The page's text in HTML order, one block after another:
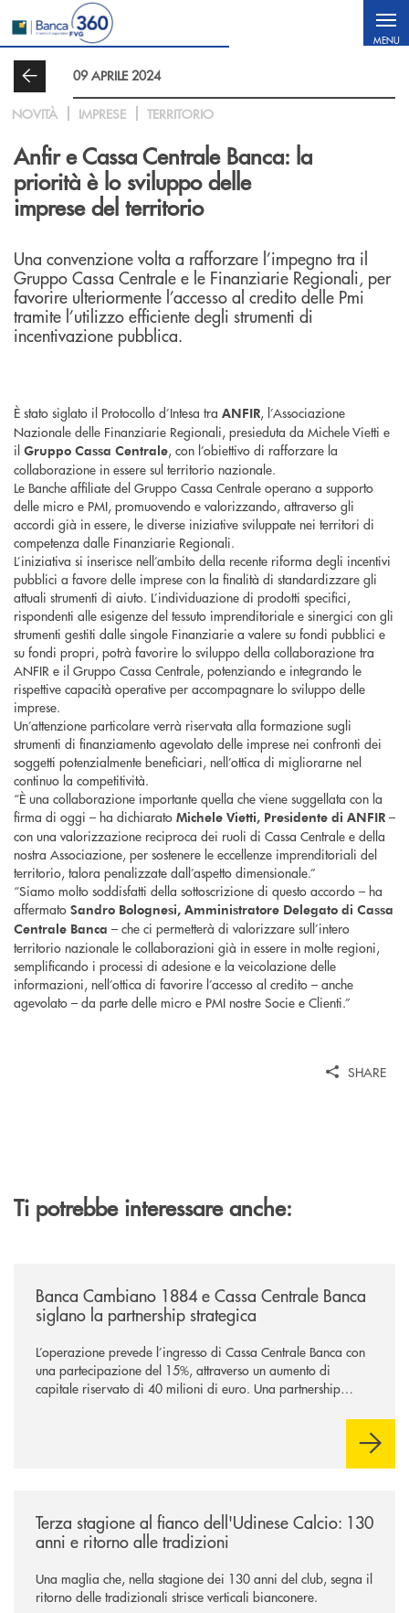
Salta al contenuto principale
MENU
09 APRILE 2024
NOVITÀ IMPRESE TERRITORIO
Anfir e Cassa Centrale Banca: la
priorità è lo sviluppo delle
imprese del territorio
Una convenzione volta a rafforzare l’impegno tra il
Gruppo Cassa Centrale e le Finanziarie Regionali, per
favorire ulteriormente l’accesso al credito delle Pmi
tramite l’utilizzo efficiente degli strumenti di
incentivazione pubblica.
È stato siglato il Protocollo d’Intesa tra ANFIR, l’Associazione
Nazionale delle Finanziarie Regionali, presieduta da Michele Vietti e
il Gruppo Cassa Centrale, con l’obiettivo di rafforzare la
collaborazione in essere sul territorio nazionale.
Le Banche affiliate del Gruppo Cassa Centrale operano a supporto
delle micro e PMI, promuovendo e valorizzando, attraverso gli
accordi già in essere, le diverse iniziative sviluppate nei territori di
competenza dalle Finanziarie Regionali.
L’iniziativa si inserisce nell’ambito della recente riforma degli incentivi
pubblici a favore delle imprese con la finalità di standardizzare gli
attuali strumenti di aiuto. L’individuazione di prodotti specifici,
rispondenti alle esigenze del tessuto imprenditoriale e sinergici con gli
strumenti gestiti dalle singole Finanziarie a valere su fondi pubblici e
su fondi propri, potrà favorire lo sviluppo della collaborazione tra
ANFIR e il Gruppo Cassa Centrale, potenziando e integrando le
rispettive capacità operative per accompagnare lo sviluppo delle
imprese.
Un’attenzione particolare verrà riservata alla formazione sugli
strumenti di finanziamento agevolato delle imprese nei confronti dei
soggetti potenzialmente beneficiari, nell’ottica di migliorarne nel
continuo la competitività.
“È una collaborazione importante quella che viene suggellata con la
firma di oggi – ha dichiarato Michele Vietti, Presidente di ANFIR –
con una valorizzazione reciproca dei ruoli di Cassa Centrale e della
nostra Associazione, per sostenere le eccellenze imprenditoriali del
territorio, talora penalizzate dall’aspetto dimensionale.”
“Siamo molto soddisfatti della sottoscrizione di questo accordo – ha
affermato Sandro Bolognesi, Amministratore Delegato di Cassa
Centrale Banca – che ci permetterà di valorizzare sull’intero
territorio nazionale le collaborazioni già in essere in molte regioni,
semplificando i processi di adesione e la veicolazione delle
informazioni, nell’ottica di favorire l’accesso al credito – anche
agevolato – da parte delle micro e PMI nostre Socie e Clienti.”
SHARE
Ti potrebbe interessare anche:
Banca Cambiano 1884 e Cassa Centrale Banca
siglano la partnership strategica
L’operazione prevede l’ingresso di Cassa Centrale Banca con
una partecipazione del 15%, attraverso un aumento di
capitale riservato di 40 milioni di euro. Una partnership
comuni e sulla prossimità ai territori, per ampliare l’offerta e
Terza stagione al fianco dell'Udinese Calcio: 130
anni e ritorno alle tradizioni
Una maglia che, nella stagione dei 130 anni del club, segna il
ritorno delle tradizionali strisce verticali bianconere.